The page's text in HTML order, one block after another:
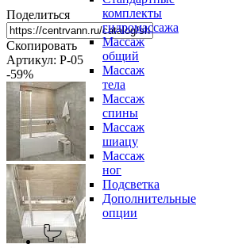
комплекты
гидромассажа
Массаж
общий
Массаж
тела
Массаж
спины
Массаж
шиацу
Массаж
ног
Подсветка
Дополнительные
опции
Поделиться
Скопировать
Артикул: P-05
-59%